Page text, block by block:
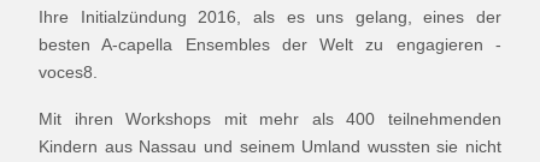
Ihre Initialzündung 2016, als es uns gelang, eines der
besten A-capella Ensembles der Welt zu engagieren -
voces8.
Mit ihren Workshops mit mehr als 400 teilnehmenden
Kindern aus Nassau und seinem Umland wussten sie nicht